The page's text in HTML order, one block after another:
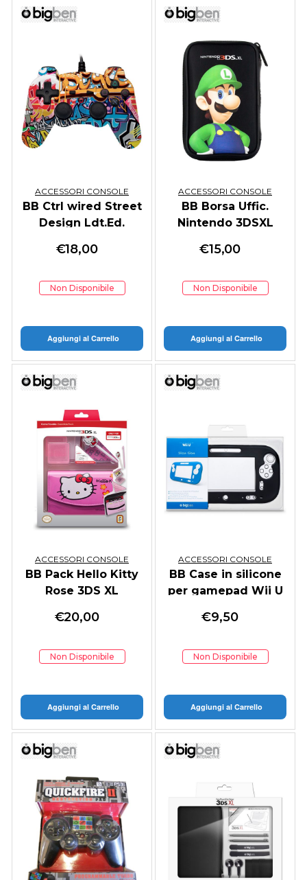
ACCESSORI CONSOLE
BB Ctrl wired Street
Design Ldt.Ed.
€18,00
Non Disponibile
Aggiungi al Carrello
ACCESSORI CONSOLE
BB Borsa Uffic.
Nintendo 3DSXL
€15,00
Non Disponibile
Aggiungi al Carrello
ACCESSORI CONSOLE
BB Pack Hello Kitty
Rose 3DS XL
€20,00
Non Disponibile
Aggiungi al Carrello
ACCESSORI CONSOLE
BB Case in silicone
per gamepad Wii U
€9,50
Non Disponibile
Aggiungi al Carrello